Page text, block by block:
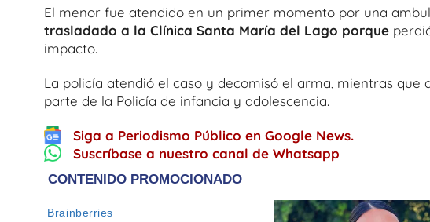
El menor fue atendido en un primer momento por una
trasladado a la Clínica Santa María del Lago porque
impacto.
La policía atendió el caso y decomisó el arma, mientras
parte de la Policía de infancia y adolescencia.
Siga a Periodismo Público en Google News.
Suscríbase a nuestro canal de Whatsapp